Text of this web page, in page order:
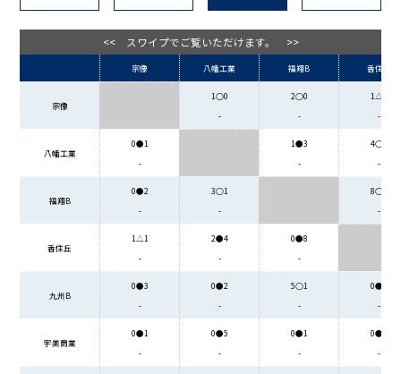
<< スワイプでご覧いただけます。 >>
宗像 八幡工業 福翔B 香住丘
宗像
1○0
-
2○0
-
1△1
-
八幡工業
0●1
-
1●3
-
4○2
-
福翔B
0●2
-
3○1
-
8○0
-
香住丘
1△1
-
2●4
-
0●8
-
九州B
0●3
-
0●2
-
5○1
-
0●3
-
宇美商業
0●1
-
0●5
-
0●1
-
0●3
-